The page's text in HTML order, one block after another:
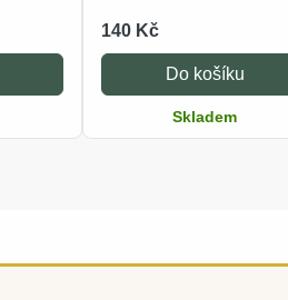
140 Kč
Do košíku
Skladem